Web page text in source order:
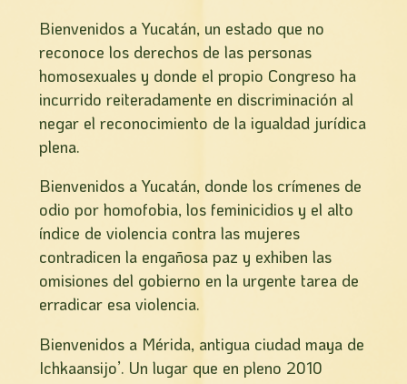
Bienvenidos a Yucatán, un estado que no
reconoce los derechos de las personas
homosexuales y donde el propio Congreso ha
incurrido reiteradamente en discriminación al
negar el reconocimiento de la igualdad jurídica
plena.
Bienvenidos a Yucatán, donde los crímenes de
odio por homofobia, los feminicidios y el alto
índice de violencia contra las mujeres
contradicen la engañosa paz y exhiben las
omisiones del gobierno en la urgente tarea de
erradicar esa violencia.
Bienvenidos a Mérida, antigua ciudad maya de
Ichkaansijo’. Un lugar que en pleno 2010